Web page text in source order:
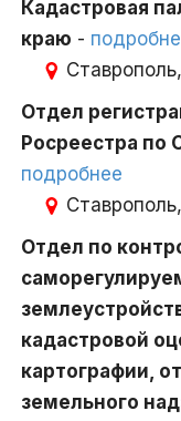
Кадастровая
краю -
Отдел
Росреестра по
подробнее
Отдел по
кадастровой
картографии,
земельного